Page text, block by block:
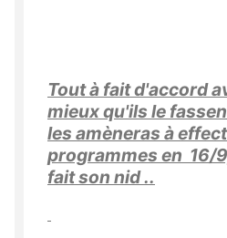
Tout à fait d'accord
mieux qu'ils le
les amèneras à
programmes en 16/
fait son nid ..